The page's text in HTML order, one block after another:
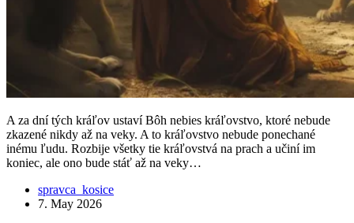
A za dní tých kráľov ustaví Bôh nebies kráľovstvo, ktoré nebude
zkazené nikdy až na veky. A to kráľovstvo nebude ponechané
inému ľudu. Rozbije všetky tie kráľovstvá na prach a učiní im
koniec, ale ono bude stáť až na veky…
spravca_kosice
7. May 2026